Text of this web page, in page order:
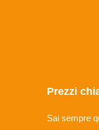
Prezzi
Sai sempre